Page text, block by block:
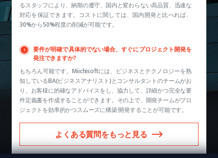
るスタッフにより、納期の遵守、国内と変わらない高品質、迅速な
対応を保証できます。コストに関しては、国内開発と比べれば、
30%から50%程度の削減が可能です。
要件が明確で具体的でない場合、すぐにプロジェクト開発を
発注できますか?
もちろん可能です。Miichisoftには、ビジネスとテクノロジーを熟
知しているBA(ビジネスアナリスト)とコンサルタントのチームがお
り、お客様に的確なアドバイスをし、協力して、詳細かつ完全な要
件定義書を作成することができます。その上で、開発チームがプロ
ジェクトを効率的かつスムーズに構築·開発することが可能です。
よくある質問をもっと見る